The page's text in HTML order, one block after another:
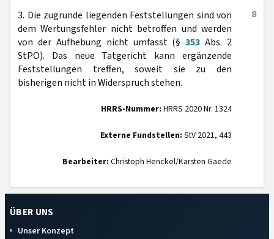
8
3. Die zugrunde liegenden Feststellungen sind von
dem Wertungsfehler nicht betroffen und werden
von der Aufhebung nicht umfasst (§353 Abs. 2
StPO). Das neue Tatgericht kann ergänzende
Feststellungen treffen, soweit sie zu den
bisherigen nicht in Widerspruch stehen.
HRRS-Nummer: HRRS 2020 Nr. 1324
Externe Fundstellen: StV 2021, 443
Bearbeiter: Christoph Henckel/Karsten Gaede
ÜBER UNS
Unser Konzept